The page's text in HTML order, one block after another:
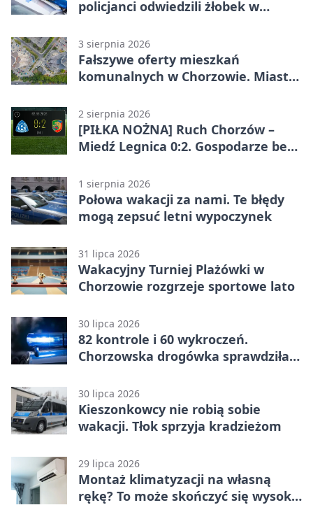
policjanci odwiedzili żłobek w
3 sierpnia 2026
Fałszywe oferty mieszkań
komunalnych w Chorzowie. Miasto
2 sierpnia 2026
[PIŁKA NOŻNA] Ruch Chorzów –
Miedź Legnica 0:2. Gospodarze bez
1 sierpnia 2026
Połowa wakacji za nami. Te błędy
mogą zepsuć letni wypoczynek
31 lipca 2026
Wakacyjny Turniej Plażówki w
Chorzowie rozgrzeje sportowe lato
30 lipca 2026
82 kontrole i 60 wykroczeń.
Chorzowska drogówka sprawdziła
30 lipca 2026
Kieszonkowcy nie robią sobie
wakacji. Tłok sprzyja kradzieżom
29 lipca 2026
Montaż klimatyzacji na własną
rękę? To może skończyć się wysoką